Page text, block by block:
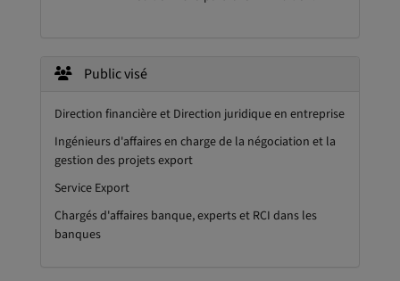
Public visé
Direction financière et Direction juridique en entreprise
Ingénieurs d'affaires en charge de la négociation et la
gestion des projets export
Service Export
Chargés d'affaires banque, experts et RCI dans les
banques